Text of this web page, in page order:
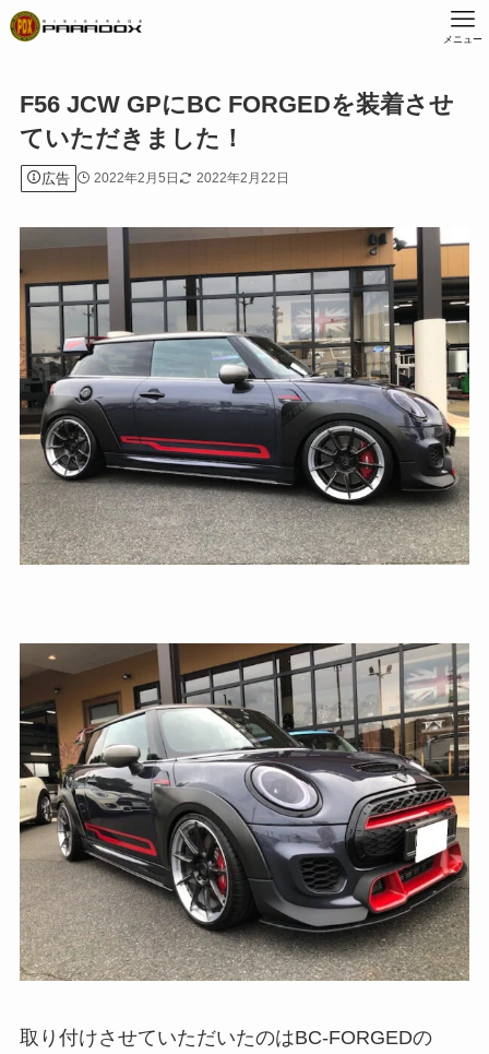
メニュー
F56 JCW GPにBC FORGEDを装着させ
ていただきました！
広告 2022年2月5日 2022年2月22日
取り付けさせていただいたのはBC-FORGEDの